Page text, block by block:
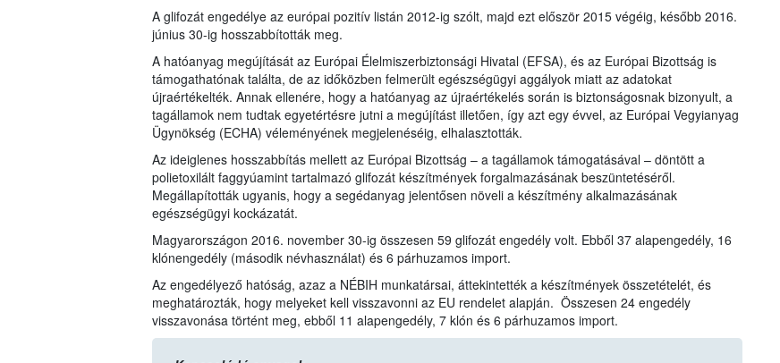
A glifozát engedélye az európai pozitív listán 2012-ig szólt, majd ezt először 2015 végéig, később 2016.
június 30-ig hosszabbították meg.
A hatóanyag megújítását az Európai Élelmiszerbiztonsági Hivatal (EFSA), és az Európai Bizottság is
támogathatónak találta, de az időközben felmerült egészségügyi aggályok miatt az adatokat
újraértékelték. Annak ellenére, hogy a hatóanyag az újraértékelés során is biztonságosnak bizonyult, a
tagállamok nem tudtak egyetértésre jutni a megújítást illetően, így azt egy évvel, az Európai Vegyianyag
Ügynökség (ECHA) véleményének megjelenéséig, elhalasztották.
Az ideiglenes hosszabbítás mellett az Európai Bizottság – a tagállamok támogatásával – döntött a
polietoxilált faggyúamint tartalmazó glifozát készítmények forgalmazásának beszüntetéséről.
Megállapították ugyanis, hogy a segédanyag jelentősen növeli a készítmény alkalmazásának
egészségügyi kockázatát.
Magyarországon 2016. november 30-ig összesen 59 glifozát engedély volt. Ebből 37 alapengedély, 16
klónengedély (második névhasználat) és 6 párhuzamos import.
Az engedélyező hatóság, azaz a NÉBIH munkatársai, áttekintették a készítmények összetételét, és
meghatározták, hogy melyeket kell visszavonni az EU rendelet alapján. Összesen 24 engedély
visszavonása történt meg, ebből 11 alapengedély, 7 klón és 6 párhuzamos import.